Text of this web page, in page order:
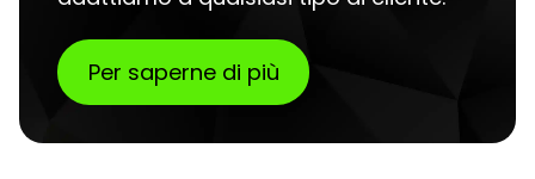
Per saperne di più